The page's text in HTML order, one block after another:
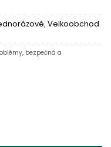
, Velkoobchod
bezpečná a